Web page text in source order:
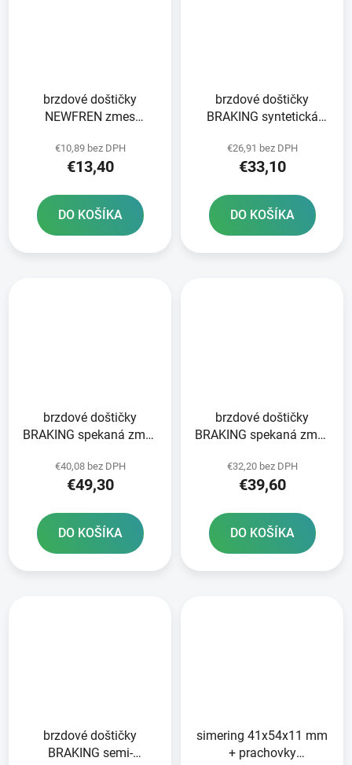
brzdové doštičky
NEWFREN zmes
ORGANIC 2 ks v balení
€10,89 bez DPH
€13,40
DO KOŠÍKA
brzdové doštičky
BRAKING syntetická
€26,91 bez DPH
€33,10
DO KOŠÍKA
brzdové doštičky
BRAKING spekaná zmes
€40,08 bez DPH
€49,30
DO KOŠÍKA
brzdové doštičky
BRAKING spekaná zmes
€32,20 bez DPH
€39,60
DO KOŠÍKA
brzdové doštičky
BRAKING semi-
simering 41x54x11 mm
+ prachovky